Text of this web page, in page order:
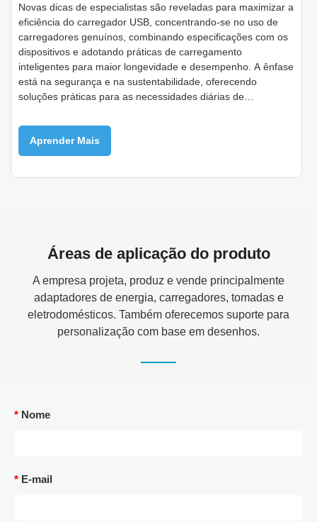
Novas dicas de especialistas são reveladas para maximizar a
eficiência do carregador USB, concentrando-se no uso de
carregadores genuínos, combinando especificações com os
dispositivos e adotando práticas de carregamento
inteligentes para maior longevidade e desempenho. A ênfase
está na segurança e na sustentabilidade, oferecendo
soluções práticas para as necessidades diárias de
Aprender Mais
Áreas de aplicação do produto
A empresa projeta, produz e vende principalmente
adaptadores de energia, carregadores, tomadas e
eletrodomésticos. Também oferecemos suporte para
personalização com base em desenhos.
* Nome
* E-mail